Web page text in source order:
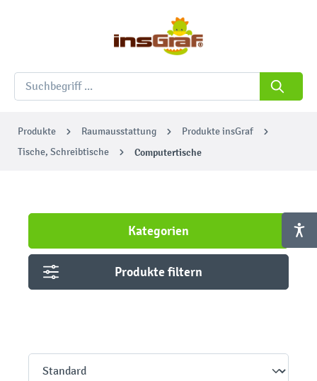
Produkte Raumausstattung
Produkte insGraf
Tische, Schreibtische
Computertische
Kategorien
Produkte filtern